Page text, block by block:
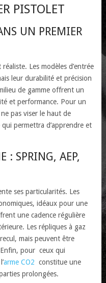
PISTOLET
UN PREMIER
Les modèles d’entrée
leur durabilité et précision
de gamme offrent un
et performance. Pour un
pas viser le haut de
permettra d’apprendre et
: SPRING, AEP,
ses particularités. Les
idéaux pour une
une cadence régulière
Les répliques à gaz
mais peuvent être
pour ceux qui
arme CO2 constitue une
prolongées.